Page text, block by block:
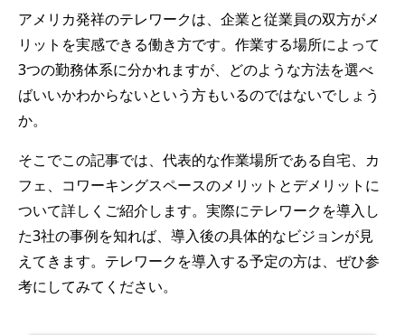
アメリカ発祥のテレワークは、企業と従業員の双方がメ
リットを実感できる働き方です。作業する場所によって
3つの勤務体系に分かれますが、どのような方法を選べ
ばいいかわからないという方もいるのではないでしょう
か。
そこでこの記事では、代表的な作業場所である自宅、カ
フェ、コワーキングスペースのメリットとデメリットに
ついて詳しくご紹介します。実際にテレワークを導入し
た3社の事例を知れば、導入後の具体的なビジョンが見
えてきます。テレワークを導入する予定の方は、ぜひ参
考にしてみてください。